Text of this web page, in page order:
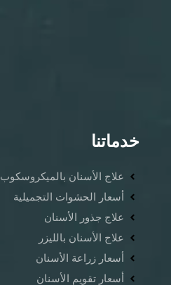
خدماتنا
علاج الأسنان بالميكروسكوب
أسعار الحشوات التجميلية
علاج جذور الأسنان
علاج الأسنان بالليزر
أسعار زراعة الأسنان
أسعار تقويم الأسنان